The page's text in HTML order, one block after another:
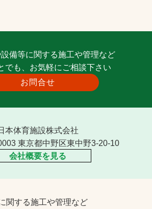
備等に関する施工や管理など
でも、お気軽にご相談下さい
お問合せ
本体育施設株式会社
東京都中野区東中野3-20-10
会社概要を見る
関する施工や管理など